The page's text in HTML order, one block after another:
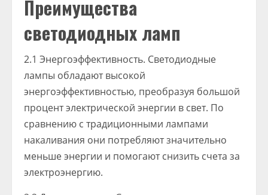
Преимущества
светодиодных ламп
2.1 Энергоэффективность. Светодиодные
лампы обладают высокой
энергоэффективностью, преобразуя большой
процент электрической энергии в свет. По
сравнению с традиционными лампами
накаливания они потребляют значительно
меньше энергии и помогают снизить счета за
электроэнергию.